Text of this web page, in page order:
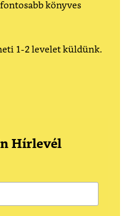
könyves
1-2 levelet küldünk.
Hírlevél